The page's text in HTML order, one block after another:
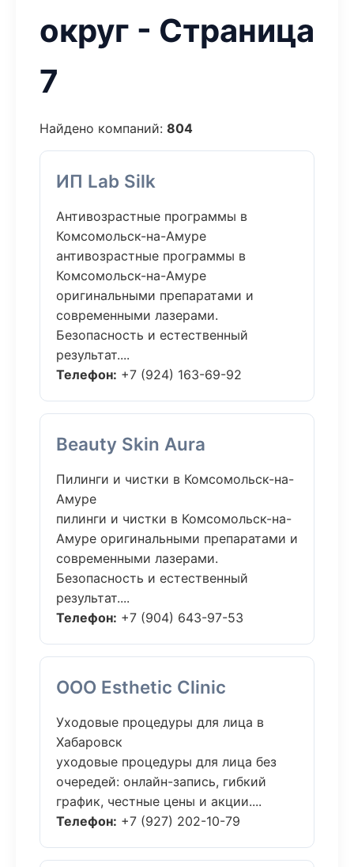
округ - Страница
7
Найдено компаний: 804
ИП Lab Silk
Антивозрастные программы в
Комсомольск-на-Амуре
антивозрастные программы в
Комсомольск-на-Амуре
оригинальными препаратами и
современными лазерами.
Безопасность и естественный
результат....
Телефон: +7 (924) 163-69-92
Beauty Skin Aura
Пилинги и чистки в Комсомольск-на-
Амуре
пилинги и чистки в Комсомольск-на-
Амуре оригинальными препаратами и
современными лазерами.
Безопасность и естественный
результат....
Телефон: +7 (904) 643-97-53
ООО Esthetic Clinic
Уходовые процедуры для лица в
Хабаровск
уходовые процедуры для лица без
очередей: онлайн-запись, гибкий
график, честные цены и акции....
Телефон: +7 (927) 202-10-79